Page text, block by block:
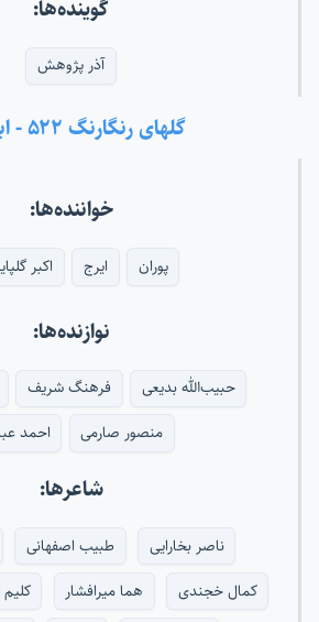
گوینده‌ها:
آذر پژوهش
گلهای رنگارنگ ۵۲۲ - ابوعطا
خواننده‌ها:
پوران ایرج اکبر
نوازنده‌ها:
حبیب‌الله بدیعی فرهنگ شریف
منصور صارمی
احمد
شاعرها:
ناصر بخارایی طبیب اصفهانی
کمال خجندی
هما میرافشار